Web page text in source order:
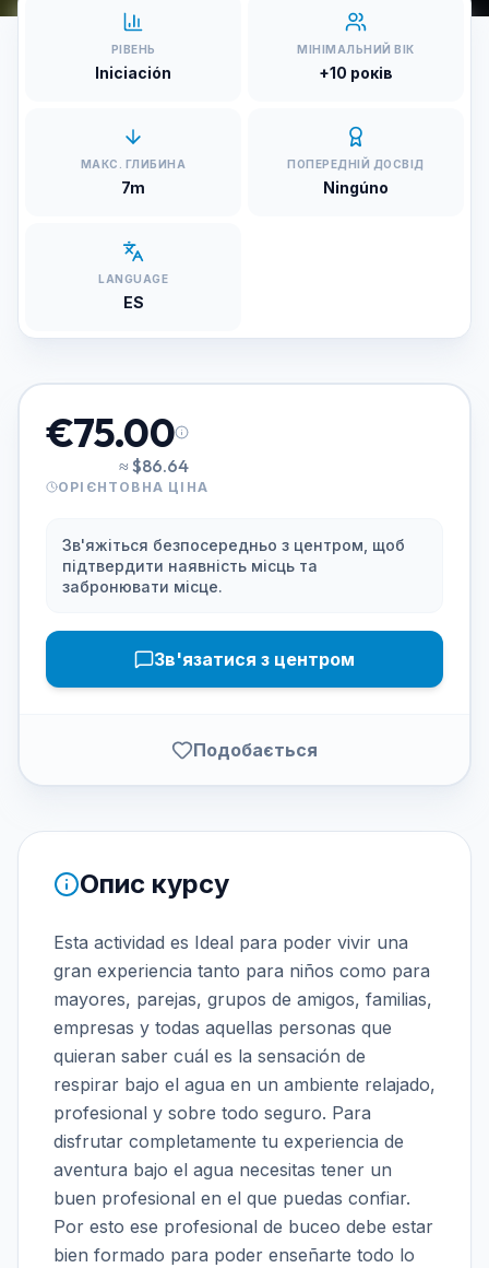
РІВЕНЬ
Iniciación
МІНІМАЛЬНИЙ ВІК
+10 років
МАКС. ГЛИБИНА
7m
ПОПЕРЕДНІЙ ДОСВІД
Ningúno
LANGUAGE
ES
Опис курсу
Esta actividad es Ideal para poder vivir una
gran experiencia tanto para niños como para
mayores, parejas, grupos de amigos, familias,
empresas y todas aquellas personas que
quieran saber cuál es la sensación de
respirar bajo el agua en un ambiente relajado,
profesional y sobre todo seguro. Para
disfrutar completamente tu experiencia de
aventura bajo el agua necesitas tener un
buen profesional en el que puedas confiar.
Por esto ese profesional de buceo debe estar
bien formado para poder enseñarte todo lo
€75.00
≈ $86.64
ОРІЄНТОВНА ЦІНА
Зв'яжіться безпосередньо з центром, щоб
підтвердити наявність місць та
забронювати місце.
Зв'язатися з центром
Подобається